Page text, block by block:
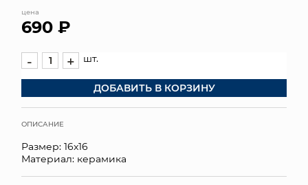
ПОДАРОЧНЫЕ КАРТЫ
ДОСТАВКА И ОПЛАТА
цена
690 ₽
- + шт.
ДОБАВИТЬ В КОРЗИНУ
ОПИСАНИЕ
Размер: 16x16
Материал: керамика